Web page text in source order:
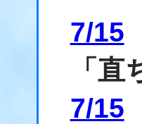
7/15
「
7/15